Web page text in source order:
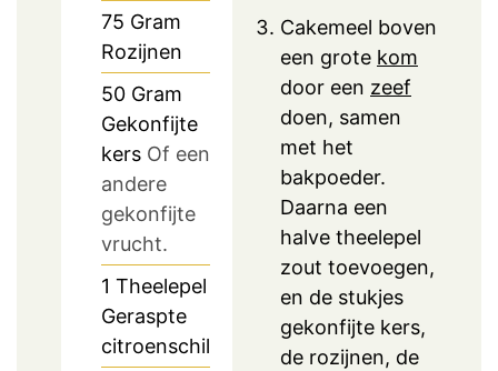
75 Gram
Rozijnen
50 Gram
Gekonfijte
kers Of een
andere
gekonfijte
vrucht.
1 Theelepel
Geraspte
citroenschil
Cakemeel boven
een grote kom
door een zeef
doen, samen
met het
bakpoeder.
Daarna een
halve theelepel
zout toevoegen,
en de stukjes
gekonfijte kers,
de rozijnen, de